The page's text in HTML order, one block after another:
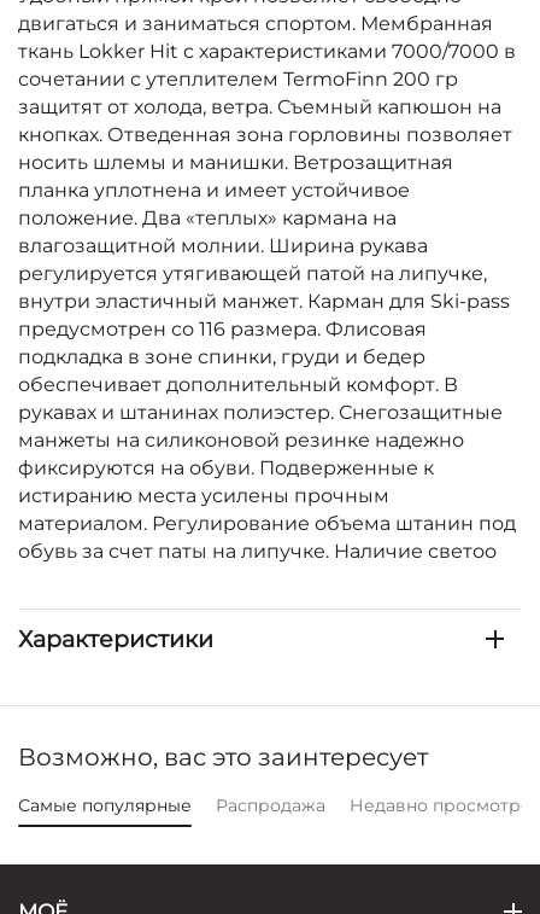
двигаться и заниматься спортом. Мембранная
ткань Lokker Hit с характеристиками 7000/7000 в
сочетании с утеплителем TermoFinn 200 гр
защитят от холода, ветра. Съемный капюшон на
кнопках. Отведенная зона горловины позволяет
носить шлемы и манишки. Ветрозащитная
планка уплотнена и имеет устойчивое
положение. Два «теплых» кармана на
влагозащитной молнии. Ширина рукава
регулируется утягивающей патой на липучке,
внутри эластичный манжет. Карман для Ski-pass
предусмотрен со 116 размера. Флисовая
подкладка в зоне спинки, груди и бедер
обеспечивает дополнительный комфорт. В
рукавах и штанинах полиэстер. Снегозащитные
манжеты на силиконовой резинке надежно
фиксируются на обуви. Подверженные к
истиранию места усилены прочным
материалом. Регулирование объема штанин под
обувь за счет паты на липучке. Наличие светоо
Характеристики
Возможно, вас это заинтересует
Самые популярные Распродажа Недавно